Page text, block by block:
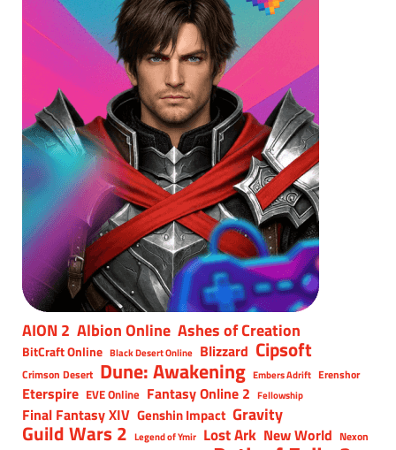
AION 2 Albion Online Ashes of Creation
BitCraft Online Black Desert Online Blizzard Cipsoft
Crimson Desert Dune: Awakening Embers Adrift Erenshor
Eterspire EVE Online Fantasy Online 2 Fellowship
Final Fantasy XIV Genshin Impact Gravity
Guild Wars 2 Legend of Ymir Lost Ark New World Nexon